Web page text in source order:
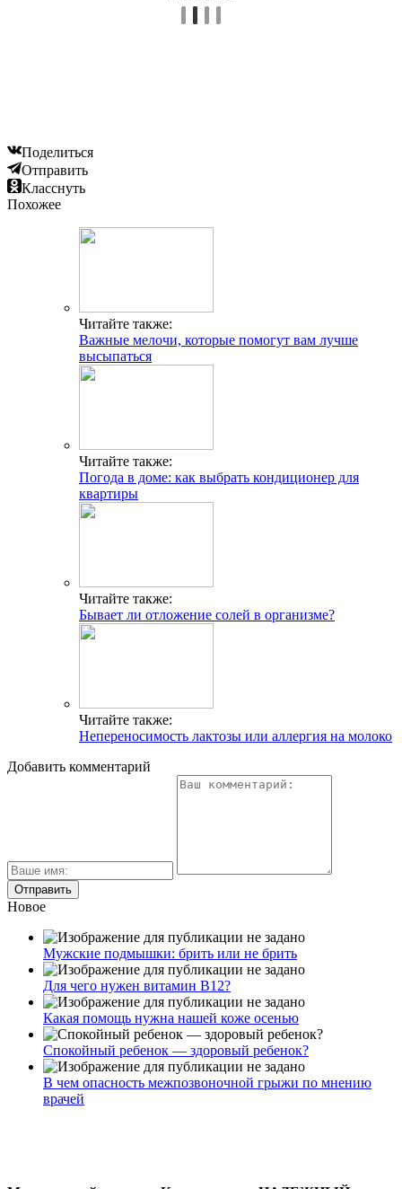
Поделиться
Отправить
Класснуть
Похожее
Читайте также:
Важные мелочи, которые помогут вам лучше
высыпаться
Читайте также:
Погода в доме: как выбрать кондиционер для
квартиры
Читайте также:
Бывает ли отложение солей в организме?
Читайте также:
Непереносимость лактозы или аллергия на молоко
Добавить комментарий
Новое
Мужские подмышки: брить или не брить
Для чего нужен витамин В12?
Какая помощь нужна нашей коже осенью
Спокойный ребенок — здоровый ребенок?
В чем опасность межпозвоночной грыжи по мнению
врачей